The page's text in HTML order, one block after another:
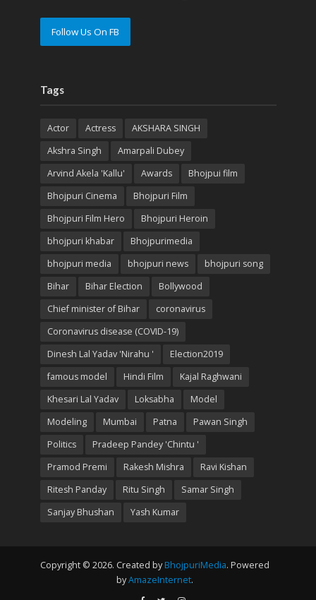
Follow Us On FB
Tags
Actor Actress
AKSHARA SINGH
Akshra Singh
Amarpali Dubey
Arvind Akela 'Kallu'
Awards
Bhojpui film
Bhojpuri Cinema
Bhojpuri Film
Bhojpuri Film Hero
Bhojpuri Heroin
bhojpuri khabar
Bhojpurimedia
bhojpuri media
bhojpuri news
bhojpuri song
Bihar
Bihar Election
Bollywood
Chief minister of Bihar
coronavirus
Coronavirus disease (COVID-19)
Dinesh Lal Yadav 'Nirahu '
Election2019
famous model
Hindi Film
Kajal Raghwani
Khesari Lal Yadav
Loksabha
Model
Modeling
Mumbai Patna
Pawan Singh
Politics
Pradeep Pandey 'Chintu '
Pramod Premi
Rakesh Mishra
Ravi Kishan
Ritesh Panday
Ritu Singh
Samar Singh
Sanjay Bhushan
Yash Kumar
Copyright © 2026. Created by BhojpuriMedia. Powered
byAmazeInternet.